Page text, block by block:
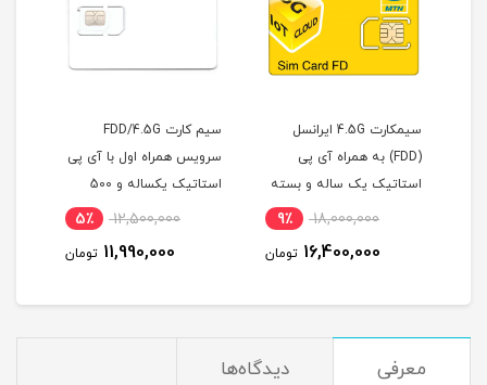
سیمکارت 4.5G ایرانسل
(FDD) به همراه آی پی
استاتیک یک ساله و بسته
اینترنت 500 گیگ یک ساله
18,000,000 9٪
16,400,000 تومان
سیم کارت FDD/4.5G
سرویس همراه اول با آی پی
استاتیک یکساله و 500
گیگ اینترنت سه ماهه
12,500,000 5٪
11,990,000 تومان
معرفی دیدگاه‌ها